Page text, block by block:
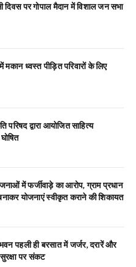
दिवस पर गोपाल मैदान में विशाल जन सभा
मकान ध्वस्त पीड़ित परिवारों के लिए
द्वारा आयोजित साहित्य
में फर्जीवाड़े का आरोप, ग्राम प्रधान
योजनाएं स्वीकृत कराने की शिकायत
पहली ही बरसात में जर्जर, दरारें और
पर संकट